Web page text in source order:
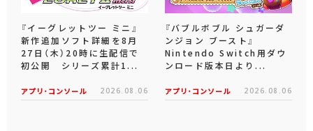
『イーグレットツー ミニ』
新作追加ソフト詳細を8月
27日（木）20時に生配信で
初公開 シリーズ累計1...
アプリ･コンソール 2026.08.06
『バブルボブル シュガーダ
ンジョン ブースト』
Nintendo Switch用ダウ
ンロード版本日より...
アプリ･コンソール 2026.08.06